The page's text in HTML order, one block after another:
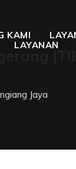
KAMI
Jaya
LAYANAN